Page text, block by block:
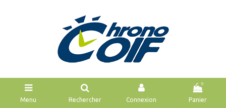
Menu Rechercher Connexion
0
Panier